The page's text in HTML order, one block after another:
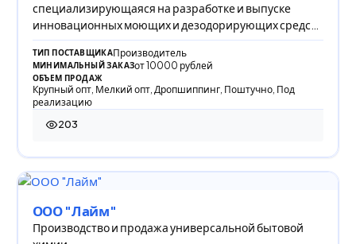
специализирующаяся на разработке и выпуске
инновационных моющих и дезодорирующих средств
для уход
ТИП ПОСТАВЩИКАПроизводитель
МИНИМАЛЬНЫЙ ЗАКАЗот 10000 рублей
ОБЪЕМ ПРОДАЖ
Крупный опт, Мелкий опт, Дропшиппинг, Поштучно, Под
реализацию
203
203 просмотра
ООО "Лайм"
Производство и продажа универсальной бытовой